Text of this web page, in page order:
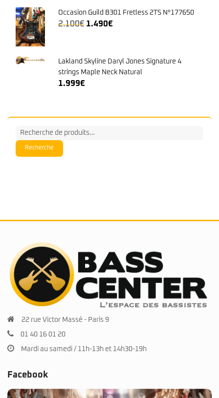
Occasion Guild B301 Fretless 2TS N°177650
2.100€ Le
2.100€.
1.490€Le
1.490€.
Lakland Skyline Daryl Jones Signature 4
strings Maple Neck Natural
1.999€
Recherche
pour :
Recherche
22 rue Victor Massé - Paris 9
01 40 16 01 20
Mardi au samedi / 11h-13h et 14h30-19h
Facebook